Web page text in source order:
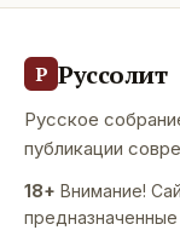
Р Руссолит
Русское
публикации
18+ Внимание!